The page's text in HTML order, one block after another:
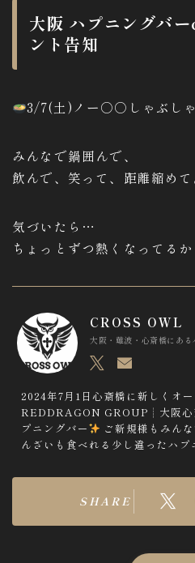
大阪 ハプニングバ
ント告知
3/7(土)ノー○○しゃぶし
みんなで鍋囲んで、
飲んで、笑って、距離縮めて
気づいたら…
ちょっとずつ熱くなってるか
CROSS OWL
大阪・難波・心斎橋にあ
2024年7月1日心斎橋に新しくオ
REDDRAGON GROUP┊︎大阪心
プニングバー
ご新規様もみん
んざいも食べれる少し違ったハプ
SHARE